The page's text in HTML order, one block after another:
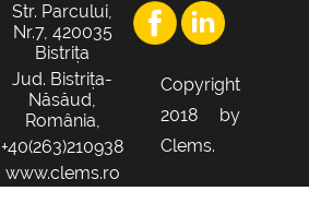
Str. Parcului,
Nr.7, 420035
Bistrița
Jud. Bistrița-
Năsăud,
România,
+40(263)210938
www.clems.ro
Copyright
2018 by
Clems.